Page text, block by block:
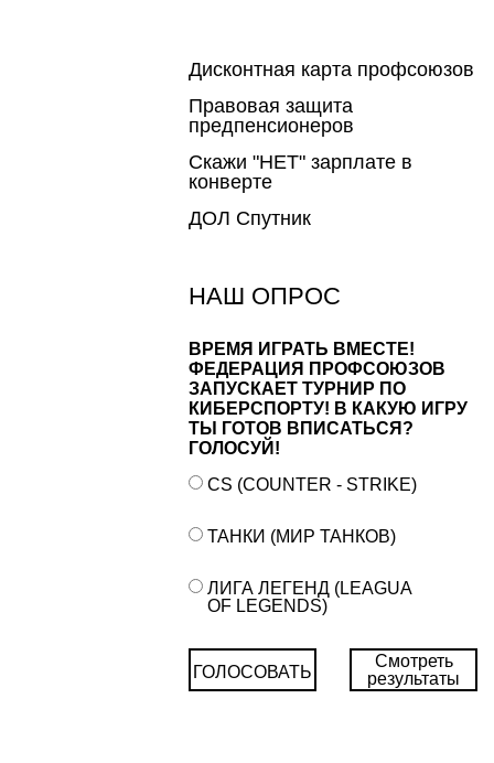
Дисконтная карта профсоюзов
Правовая защита
предпенсионеров
Скажи "НЕТ" зарплате в
конверте
ДОЛ Спутник
НАШ ОПРОС
ВРЕМЯ ИГРАТЬ ВМЕСТЕ!
ФЕДЕРАЦИЯ ПРОФСОЮЗОВ
ЗАПУСКАЕТ ТУРНИР ПО
КИБЕРСПОРТУ! В КАКУЮ ИГРУ
ТЫ ГОТОВ ВПИСАТЬСЯ?
ГОЛОСУЙ!
CS (COUNTER - STRIKE)
ТАНКИ (МИР ТАНКОВ)
ЛИГА ЛЕГЕНД (LEAGUA
OF LEGENDS)
ГОЛОСОВАТЬ
Смотреть
результаты